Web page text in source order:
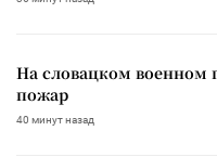
На словацком
пожар
40 минут назад